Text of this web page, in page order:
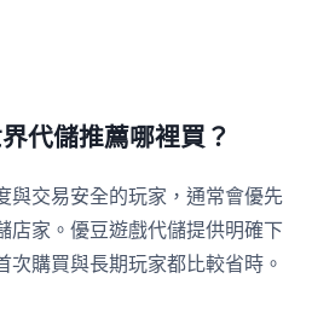
代儲推薦哪裡買？
與交易安全的玩家，通常會優先
店家。優豆遊戲代儲提供明確下
次購買與長期玩家都比較省時。